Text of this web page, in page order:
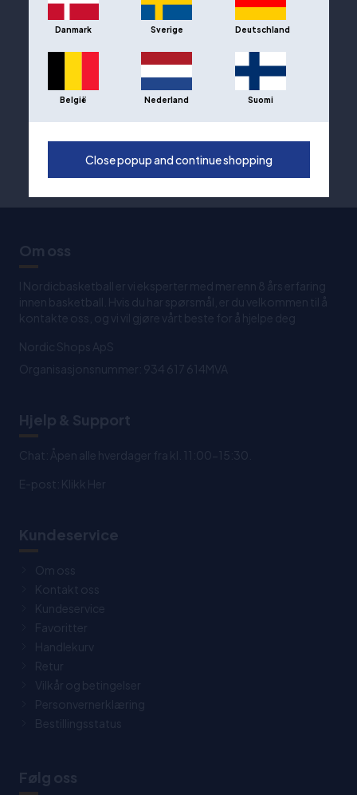
Om oss
I Nordicbasketball er vi eksperter med mer enn 8 års erfaring
innen basketball. Hvis du har spørsmål, er du velkommen til å
kontakte oss, og vi vil gjøre vårt beste for å hjelpe deg
Nordic Shops ApS
Organisasjonsnummer: 934 617 614MVA
Hjelp & Support
Chat: Åpen alle hverdager fra kl. 11:00-15:30.
E-post: Klikk Her
Kundeservice
Om oss
Kontakt oss
Kundeservice
Favoritter
Handlekurv
Retur
Vilkår og betingelser
Personvernerklæring
Bestillingsstatus
Følg oss
Danmark Sverige Deutschland
België Nederland Suomi
Close popup and continue shopping